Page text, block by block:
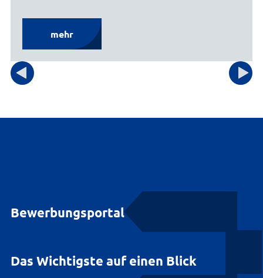
mehr
Bewerbungsportal
Das Wichtigste auf einen Blick